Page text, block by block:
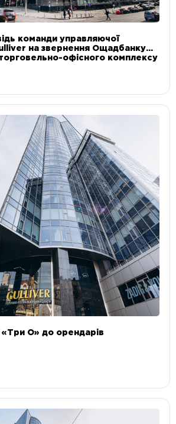
команди управляючої
на звернення Ощадбанку
офісного комплексу
О» до орендарів